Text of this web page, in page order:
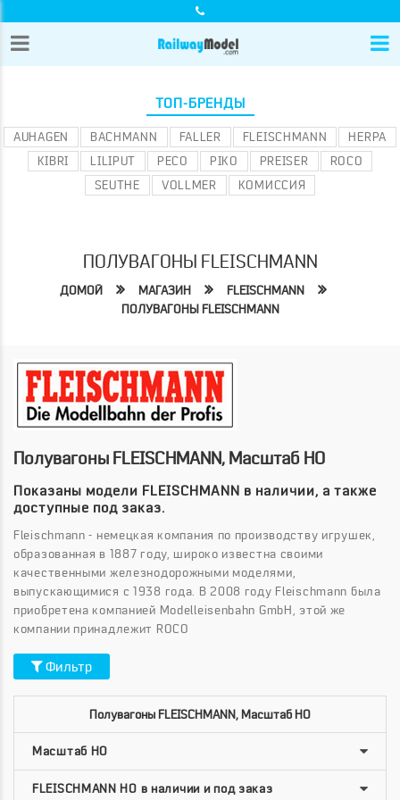
ТОП-БРЕНДЫ
AUHAGEN BACHMANN FALLER FLEISCHMANN
HERPA
KIBRI
LILIPUT PECO PIKO PREISER
ROCO
SEUTHE
VOLLMER КОМИССИЯ
ПОЛУВАГОНЫ FLEISCHMANN
ДОМОЙ МАГАЗИН
FLEISCHMANN
ПОЛУВАГОНЫ FLEISCHMANN
Полувагоны FLEISCHMANN, Масштаб HO
Показаны модели FLEISCHMANN в наличии, а также
доступные под заказ.
Fleischmann - немецкая компания по производству игрушек,
образованная в 1887 году, широко известна своими
качественными железнодорожными моделями,
выпускающимися с 1938 года. В 2008 году Fleischmann была
приобретена компанией Modelleisenbahn GmbH, этой же
компании принадлежит ROCO
Фильтр
Полувагоны FLEISCHMANN, Масштаб HO